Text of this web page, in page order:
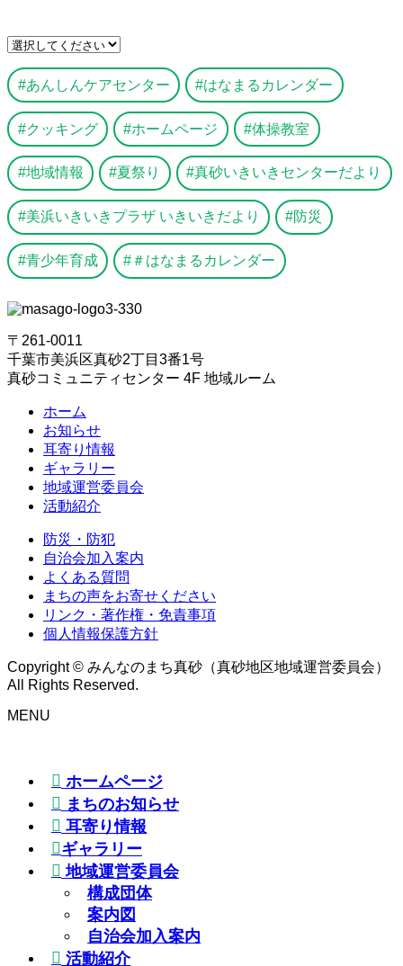
あんしんケアセンター はなまるカレンダー
クッキング ホームページ 体操教室
地域情報 夏祭り 真砂いきいきセンターだより
美浜いきいきプラザ いきいきだより 防災
青少年育成 ＃はなまるカレンダー
〒261-0011
千葉市美浜区真砂2丁目3番1号
真砂コミュニティセンター 4F 地域ルーム
ホーム
お知らせ
耳寄り情報
ギャラリー
地域運営委員会
活動紹介
防災・防犯
自治会加入案内
よくある質問
まちの声をお寄せください
リンク・著作権・免責事項
個人情報保護方針
Copyright © みんなのまち真砂（真砂地区地域運営委員会）
All Rights Reserved.
MENU
ホームページ
まちのお知らせ
耳寄り情報
ギャラリー
地域運営委員会
構成団体
案内図
自治会加入案内
活動紹介